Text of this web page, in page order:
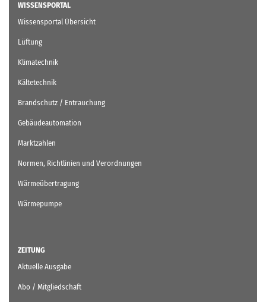
WISSENSPORTAL
Wissensportal Übersicht
Lüftung
Klimatechnik
Kältetechnik
Brandschutz / Entrauchung
Gebäudeautomation
Marktzahlen
Normen, Richtlinien und Verordnungen
Wärmeübertragung
Wärmepumpe
ZEITUNG
Aktuelle Ausgabe
Abo / Mitgliedschaft